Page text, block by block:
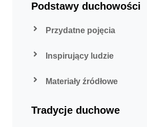
Podstawy duchowości
Przydatne pojęcia
Inspirujący ludzie
Materiały źródłowe
Tradycje duchowe